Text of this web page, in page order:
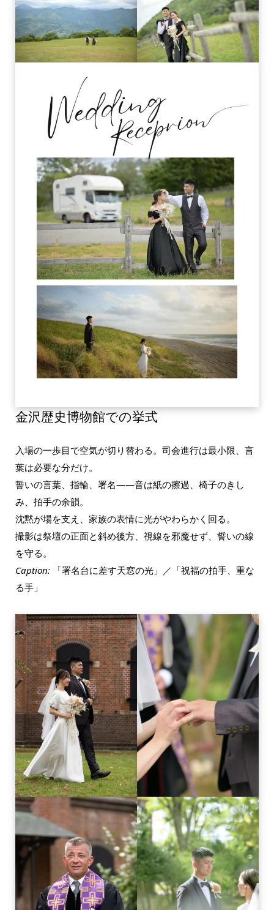
金沢歴史博物館での挙式
入場の一歩目で空気が切り替わる。司会進行は最小限、言
葉は必要な分だけ。
誓いの言葉、指輪、署名――音は紙の擦過、椅子のきし
み、拍手の余韻。
沈黙が場を支え、家族の表情に光がやわらかく回る。
撮影は祭壇の正面と斜め後方、視線を邪魔せず、誓いの線
を守る。
Caption:「署名台に差す天窓の光」／「祝福の拍手、重な
る手」